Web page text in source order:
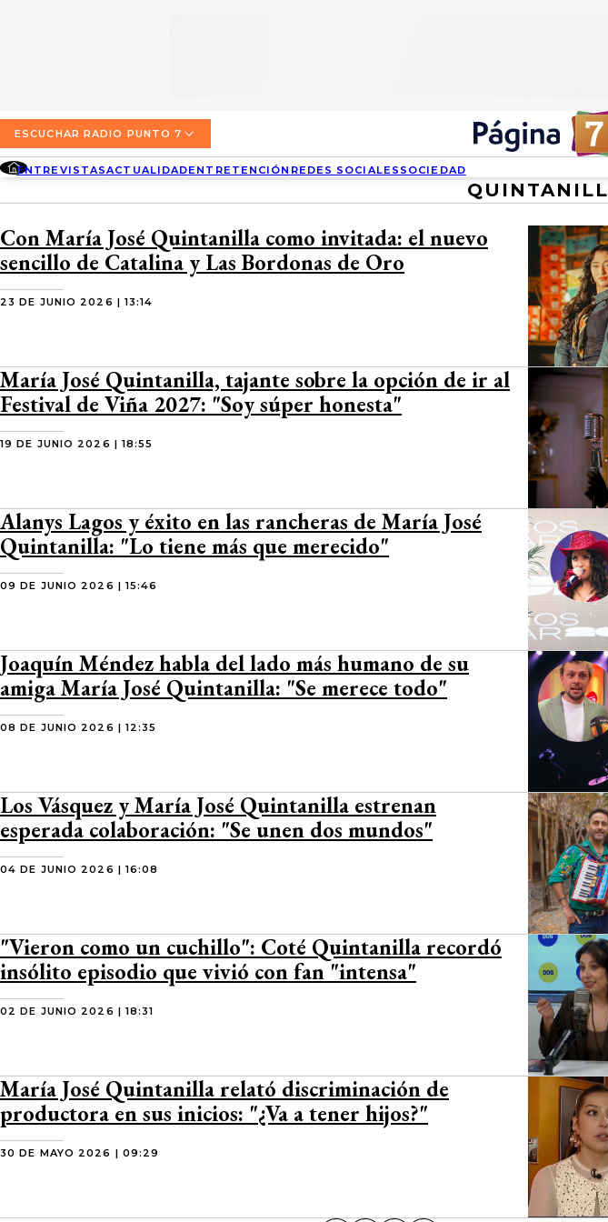
ACTUALIDAD
ENTRETENCIÓN
SOCIEDAD
CONCEPCIÓN
TEMUCO
VALDIVIA
PUERTO MONTT
QUIÉNES SOMOS
DIRECCIONES
CONTACTO COMERCIAL
TARIFAS POLÍTICAS PÁGINA 7
TARIFAS POLÍTICAS RADIO PUNTO 7
POLÍTICA DE PRIVACIDAD
ESCUCHAR RADIO PUNTO 7
ENTREVISTASACTUALIDADENTRETENCIÓN REDES SOCIALES SOCIEDAD
Con María José Quintanilla como invitada: el nuevo
sencillo de Catalina y Las Bordonas de Oro
23 DE JUNIO 2026 | 13:14
María José Quintanilla, tajante sobre la opción de ir al
Festival de Viña 2027: "Soy súper honesta"
19 DE JUNIO 2026 | 18:55
Alanys Lagos y éxito en las rancheras de María José
Quintanilla: "Lo tiene más que merecido"
09 DE JUNIO 2026 | 15:46
Joaquín Méndez habla del lado más humano de su
amiga María José Quintanilla: "Se merece todo"
08 DE JUNIO 2026 | 12:35
Los Vásquez y María José Quintanilla estrenan
esperada colaboración: "Se unen dos mundos"
04 DE JUNIO 2026 | 16:08
"Vieron como un cuchillo": Coté Quintanilla recordó
insólito episodio que vivió con fan "intensa"
02 DE JUNIO 2026 | 18:31
María José Quintanilla relató discriminación de
productora en sus inicios: "¿Va a tener hijos?"
30 DE MAYO 2026 | 09:29